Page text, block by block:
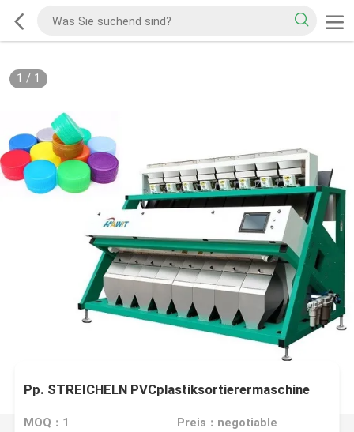
1 / 1
Pp. STREICHELN PVCplastiksortierermaschine
MOQ：1 Preis：negotiable